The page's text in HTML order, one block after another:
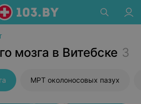
мозга в Витебске 3
МРТ околоносовых пазух